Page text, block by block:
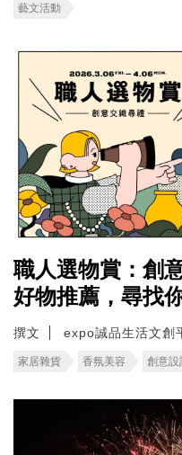
藝文活動
職人選物賞：創
好物推薦，尋找
撰文 expo誠品生活文創
家居雜貨 香氛美容 創意設